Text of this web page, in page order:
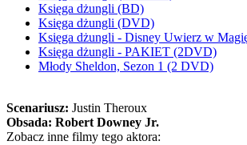
Księga dżungli (BD)
Księga dżungli (DVD)
Księga dżungli - Disney Uwierz w
Księga dżungli - PAKIET (2DVD)
Młody Sheldon, Sezon 1 (2 DVD)
Scenariusz: Justin Theroux
Obsada: Robert Downey Jr.
Zobacz inne filmy tego aktora: